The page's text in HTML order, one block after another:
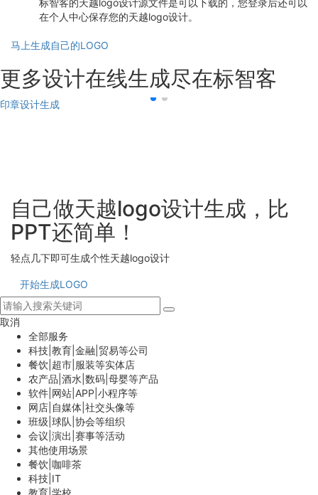
标智客的天越logo设计源文件是可以下载的，您登录后还可以
在个人中心保存您的天越logo设计。
马上生成自己的LOGO
更多设计在线生成尽在标智客
印章设计生成
自己做天越logo设计生成，比
PPT还简单！
轻点几下即可生成个性天越logo设计
开始生成LOGO
取消
全部服务
科技|教育|金融|贸易等公司
餐饮|超市|服装等实体店
农产品|酒水|数码|母婴等产品
软件|网站|APP|小程序等
网店|自媒体|社交头像等
班级|球队|协会等组织
会议|演出|赛事等活动
其他使用场景
餐饮|咖啡茶
科技|IT